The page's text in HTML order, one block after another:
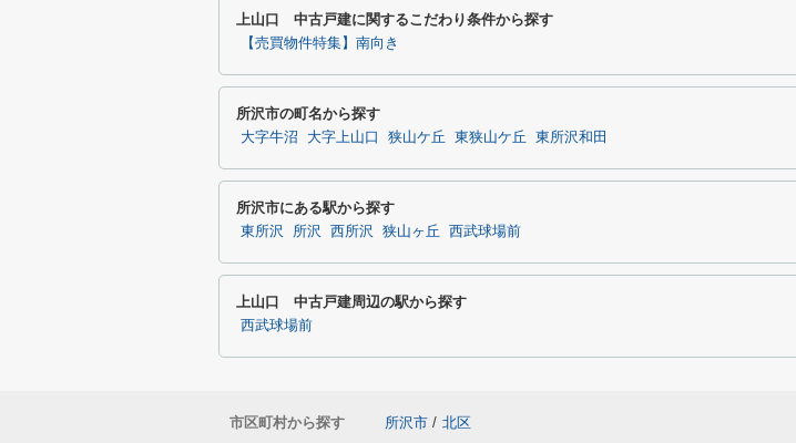
上山口 中古戸建に関するこだわり条件から探す
【売買物件特集】南向き
所沢市の町名から探す
大字牛沼 大字上山口 狭山ケ丘 東狭山ケ丘 東所沢和田
所沢市にある駅から探す
東所沢 所沢 西所沢 狭山ヶ丘 西武球場前
上山口 中古戸建周辺の駅から探す
西武球場前
市区町村から探す 所沢市 / 北区